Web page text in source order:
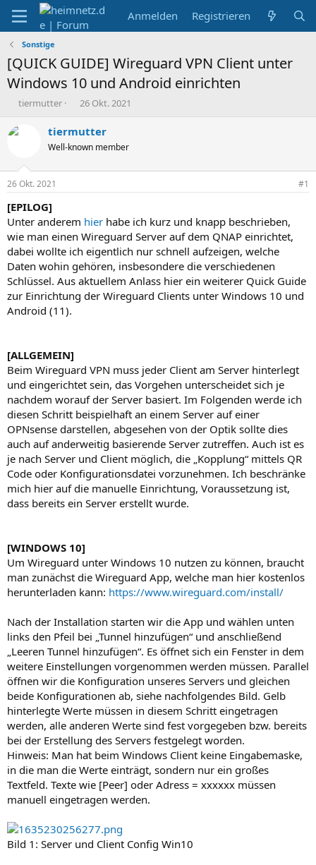
Anmelden Registrieren
Sonstige
[QUICK GUIDE] Wireguard VPN Client unter
Windows 10 und Android einrichten
E
s
e
r
tiermutter
E
s
e
t
m
26 Okt. 2021
tiermutter
Well-known member
26 Okt. 2021 #1
[EPILOG]
Unter anderem hier habe ich kurz und knapp beschrieben,
wie man einen Wireguard Server auf dem QNAP einrichtet,
dabei wollte ich eigentlich nur schnell aufzeigen, welche
Daten wohin gehören, insbesondere die verschiedenen
Schlüssel. Aus aktuellem Anlass hier ein weiterer Quick Guide
zur Einrichtung der Wireguard Clients unter Windows 10 und
Android (11).
[ALLGEMEIN]
Beim Wireguard VPN muss jeder Client am Server hinterlegt
und eingerichtet sein, das Vorgehen unterscheidet sich je
nachdem worauf der Server basiert. Im Folgenden werde ich
diesen Schritt beispielhaft an einem Server auf einer
OPNsense darstellen, abgesehen von der Optik sollte dies
auch auf anderweitig basierende Server zutreffen. Auch ist es
je nach Server und Client möglich, die „Kopplung“ mittels QR
Code oder Konfigurationsdatei vorzunehmen. Ich beschränke
mich hier auf die manuelle Einrichtung, Voraussetzung ist,
dass bereits ein Server erstellt wurde.
[WINDOWS 10]
Um Wireguard unter Windows 10 nutzen zu können, braucht
man zunächst die Wireguard App, welche man hier kostenlos
herunterladen kann: https://www.wireguard.com/install/
Nach der Installation starten wir die App und wählen unten
links den Pfeil bei „Tunnel hinzufügen“ und anschließend
„Leeren Tunnel hinzufügen“. Es öffnet sich ein Fenster in dem
weitere Einstellungen vorgenommen werden müssen. Parallel
öffnen wir die Konfiguration unseres Servers und gleichen
beide Konfigurationen ab, siehe nachfolgendes Bild. Gelb
hinterlegte Werte müssen in diesem Schritt eingetragen
werden, alle anderen Werte sind fest vorgegeben bzw. bereits
bei der Erstellung des Servers festgelegt worden.
Hinweis: Man hat beim Windows Client keine Eingabemaske,
in die man die Werte einträgt, sondern nur ein großes
Textfeld. Texte wie [Peer] oder Adress = xxxxxx müssen
manuell eingetragen werden.
Bild 1: Server und Client Config Win10